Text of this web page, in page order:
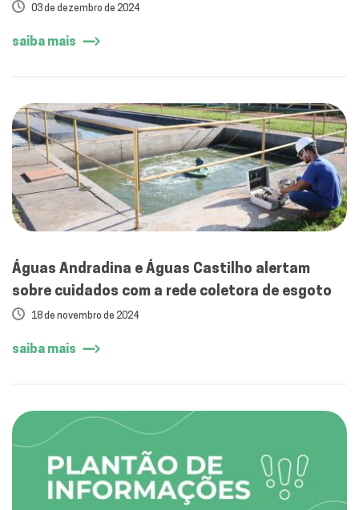
03 de dezembro de 2024
saiba mais
Águas Andradina e Águas Castilho alertam
sobre cuidados com a rede coletora de esgoto
18 de novembro de 2024
saiba mais